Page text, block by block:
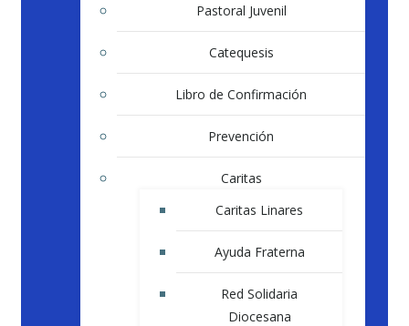
Pastoral Juvenil
Catequesis
Libro de Confirmación
Prevención
Caritas
Caritas Linares
Ayuda Fraterna
Red Solidaria
Diocesana